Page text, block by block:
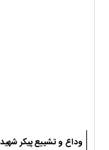
وداع و تشییع پیکر